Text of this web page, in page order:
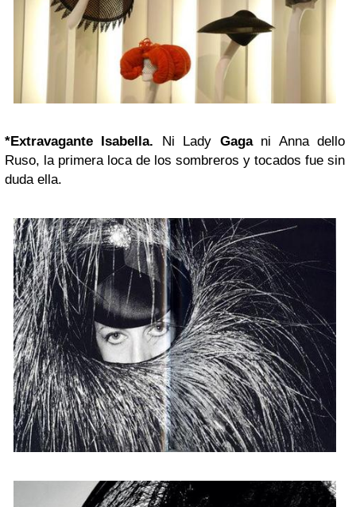
*Extravagante Isabella. Ni Lady Gagani Anna dello
Ruso, la primera loca de los sombreros y tocados fue sin
duda ella.